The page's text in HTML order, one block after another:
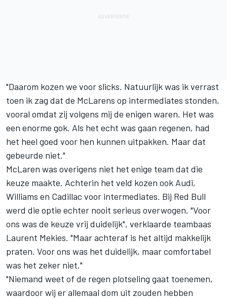
"Daarom kozen we voor slicks. Natuurlijk was ik verrast
toen ik zag dat de McLarens op intermediates stonden,
vooral omdat zij volgens mij de enigen waren. Het was
een enorme gok. Als het echt was gaan regenen, had
het heel goed voor hen kunnen uitpakken. Maar dat
gebeurde niet."
McLaren was overigens niet het enige team dat die
keuze maakte. Achterin het veld kozen ookAudi,
Williams en Cadillac voor intermediates. Bij Red Bull
werd die optie echter nooit serieus overwogen. "Voor
ons was de keuze vrij duidelijk", verklaarde teambaas
Laurent Mekies. "Maar achteraf is het altijd makkelijk
praten. Voor ons was het duidelijk, maar comfortabel
was het zeker niet."
"Niemand weet of de regen plotseling gaat toenemen,
waardoor wij er allemaal dom uit zouden hebben